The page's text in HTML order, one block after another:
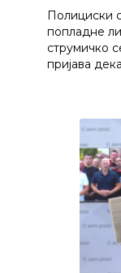
Полициски
попладне
струмичко
пријава